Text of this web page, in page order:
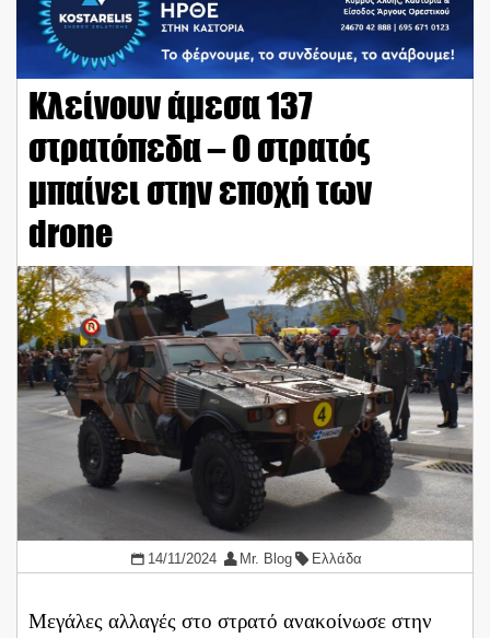
Κλείνουν άμεσα 137
στρατόπεδα – Ο στρατός
μπαίνει στην εποχή των
drone
14/11/2024 Mr. Blog Ελλάδα
Μεγάλες αλλαγές στο στρατό ανακοίνωσε στην